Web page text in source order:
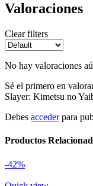
Valoraciones
Clear filters
No hay valoraciones
Sé el primero en
Slayer: Kimetsu no
Debes accederpara
Productos
-42%